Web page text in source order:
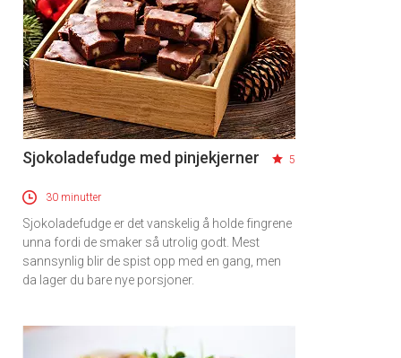
Sjokoladefudge med pinjekjerner 5
30 minutter
Sjokoladefudge er det vanskelig å holde fingrene
unna fordi de smaker så utrolig godt. Mest
sannsynlig blir de spist opp med en gang, men
da lager du bare nye porsjoner.